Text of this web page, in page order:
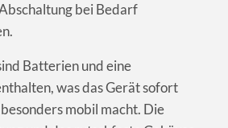
bei Bedarf
Batterien und eine
was das Gerät sofort
mobil macht. Die